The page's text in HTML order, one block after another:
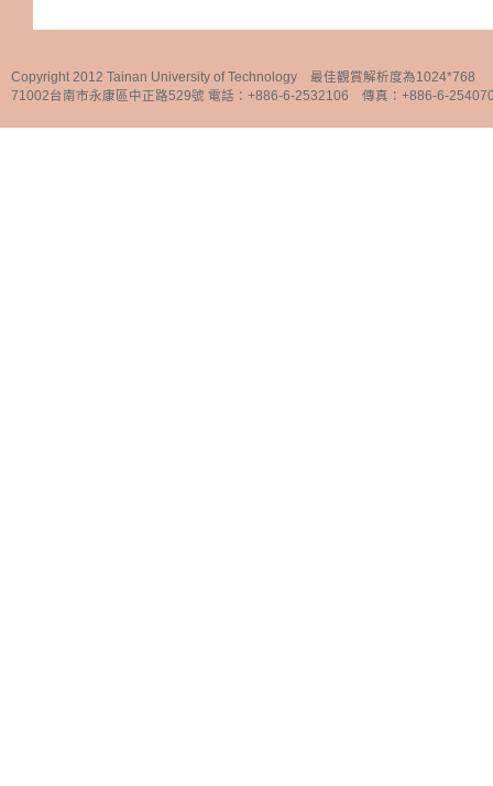
Copyright 2012 Tainan University of Technology 最佳觀賞解析度為1024*768
71002台南市永康區中正路529號 電話：+886-6-2532106 傳真：+886-6-